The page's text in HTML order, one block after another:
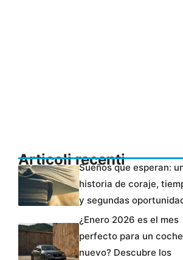
Articoli recentiSueños que esperan:
historia de coraje,
y segundas
¿Enero 2026 es el mes
perfecto para un coche
nuevo? Descubre los